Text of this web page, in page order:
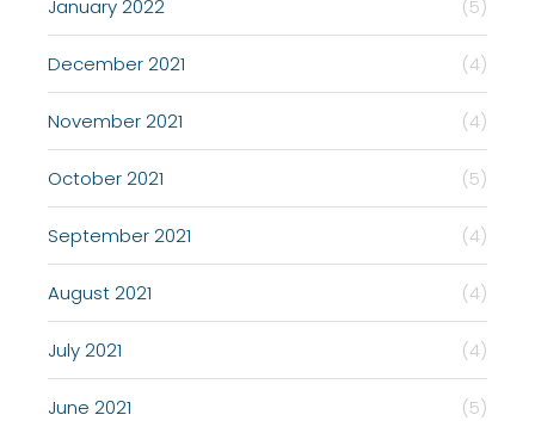
January 2022 (5)
December 2021 (4)
November 2021 (4)
October 2021 (5)
September 2021 (4)
August 2021 (4)
July 2021 (4)
June 2021 (5)